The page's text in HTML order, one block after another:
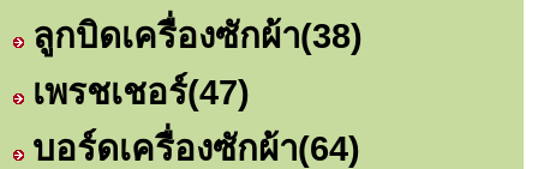
ลูกบิดเครื่องซักผ้า(38)
เพรชเชอร์(47)
บอร์ดเครื่องซักผ้า(64)